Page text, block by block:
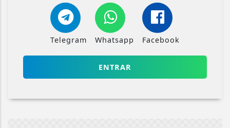
Telegram Whatsapp Facebook
ENTRAR